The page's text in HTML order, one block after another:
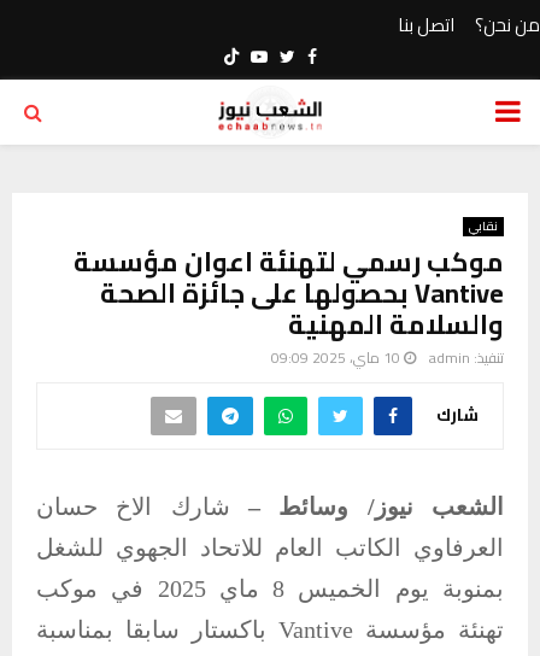
من نحن؟ اتصل بنا
Facebook
Twitter
Youtube
PRIMARY
نقابي
موكب رسمي لتهنئة اعوان مؤسسة
Vantive بحصولها على جائزة الصحة
والسلامة المهنية
تنفيذ: admin 10 ماي، 2025 09:09
شارك
الشعب نيوز/ وسائط – شارك الاخ حسان
العرفاوي الكاتب العام للاتحاد الجهوي للشغل
بمنوبة يوم الخميس 8 ماي 2025 في موكب
تهنئة مؤسسة Vantive باكستار سابقا بمناسبة